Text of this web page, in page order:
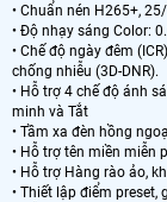
• Chuẩn nén H265+,
• Độ nhạy sáng Color:
• Chế độ ngày đêm
chống nhiễu (3D-DNR).
• Hỗ trợ 4 chế độ ánh
minh và Tắt
• Tầm xa đèn hồng
• Hỗ trợ tên miền miễn
• Hỗ trợ Hàng rào ảo,
• Thiết lập điểm preset,